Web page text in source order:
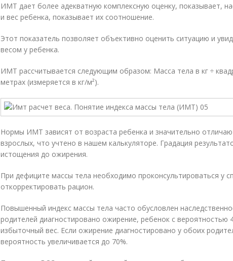
ИМТ дает более адекватную комплексную оценку, показывает,
и вес ребенка, показывает их соотношение.
Этот показатель позволяет объективно оценить ситуацию и
весом у ребенка.
ИМТ рассчитывается следующим образом: Масса тела в кг ÷
метрах (измеряется в кг/м²).
Нормы ИМТ зависят от возраста ребенка и значительно
взрослых, что учтено в нашем калькуляторе. Градация
истощения до ожирения.
При дефиците массы тела необходимо проконсультироваться у
откорректировать рацион.
Повышенный индекс массы тела часто обусловлен
родителей диагностировано ожирение, ребенок с вероятностью
избыточный вес. Если ожирение диагностировано у обоих
вероятность увеличивается до 70%.